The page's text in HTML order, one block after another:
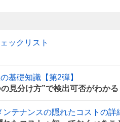
ックリスト
基礎知識【第2弾】
見分け方”で検出可否がわかる
テナンスの隠れたコストの詳